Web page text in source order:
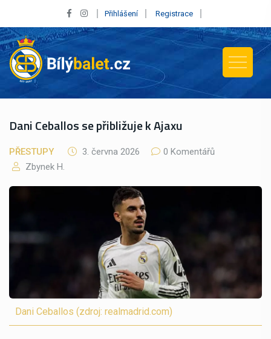
Přihlášení Registrace
Dani Ceballos se přibližuje k Ajaxu
PŘESTUPY 3. června 2026
0 Komentářů
Zbynek H.
Dani Ceballos (zdroj: realmadrid.com)